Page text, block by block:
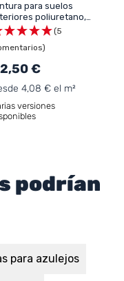
para suelos
poliuretano,
ARCADECO
(5
€
4,08 € el m²
versiones
podrían
para azulejos